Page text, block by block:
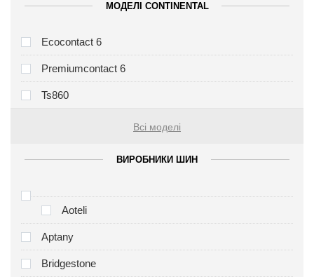
МОДЕЛІ CONTINENTAL
Ecocontact 6
Premiumcontact 6
Ts860
Всі моделі
ВИРОБНИКИ ШИН
Aoteli
Aptany
Bridgestone